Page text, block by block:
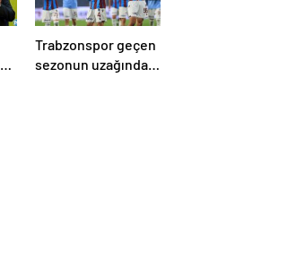
Trabzonspor geçen
sezonun uzağında